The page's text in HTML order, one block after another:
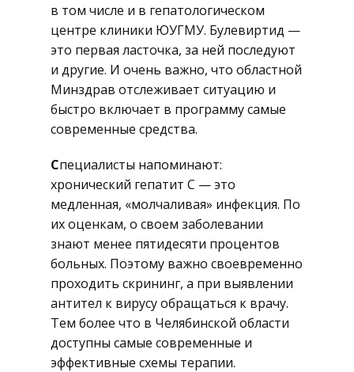
в том числе и в гепатологическом
центре клиники ЮУГМУ. Булевиртид —
это первая ласточка, за ней последуют
и другие. И очень важно, что областной
Минздрав отслеживает ситуацию и
быстро включает в программу самые
современные средства.
Специалисты напоминают:
хронический гепатит C — это
медленная, «молчаливая» инфекция. По
их оценкам, о своем заболевании
знают менее пятидесяти процентов
больных. Поэтому важно своевременно
проходить скрининг, а при выявлении
антител к вирусу обращаться к врачу.
Тем более что в Челябинской области
доступны самые современные и
эффективные схемы терапии.